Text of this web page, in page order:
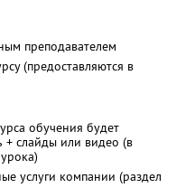
преподавателем
(предоставляются в
обучения будет
+ слайды или видео (в
услуги компании (раздел